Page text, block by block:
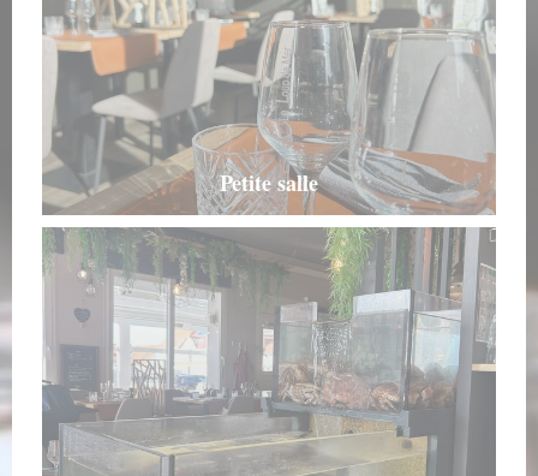
Petite salle